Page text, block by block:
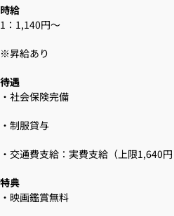
時給
1：1,140円～
※昇給あり
待遇
・社会保険完備
・制服貸与
・交通費支給：実費支給（上限1,640
特典
・映画鑑賞無料